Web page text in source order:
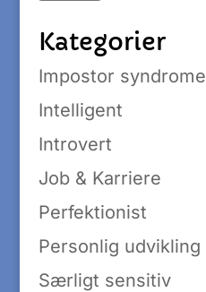
Kategorier
Impostor syndrome
Intelligent
Introvert
Job & Karriere
Perfektionist
Personlig udvikling
Særligt sensitiv